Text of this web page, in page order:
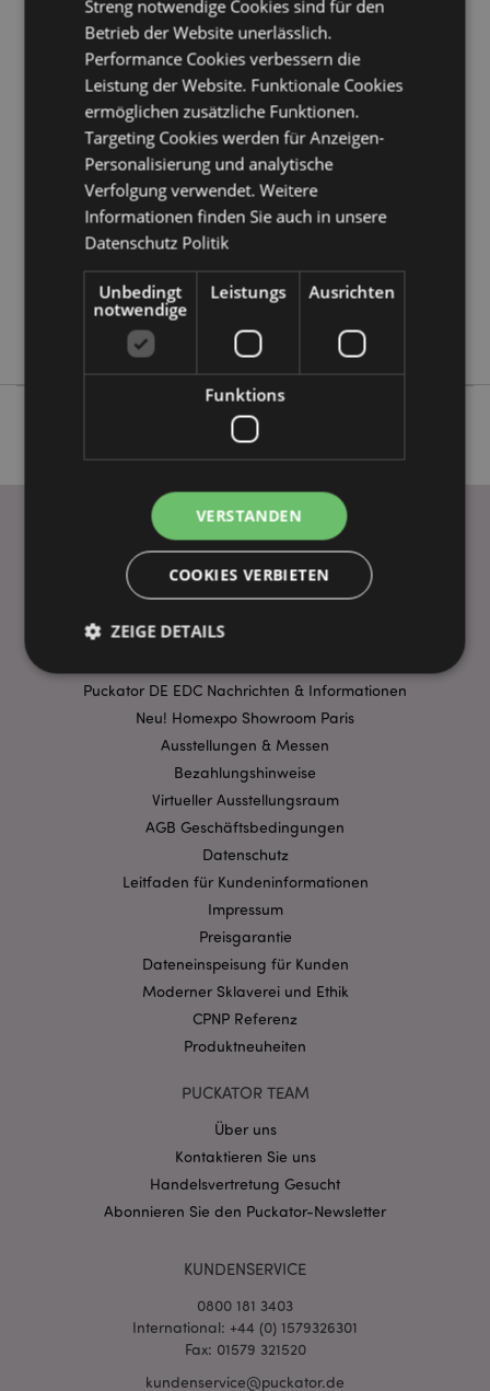
Möchten Sie mehr über den Einkauf bei Puckator
erfahren?Dann lesen Sie unserenLeitfaden für
Kundeninformationen.
Produktattribute
Höhe 11.5cm Breite 8cm Tiefe 6cm
5055071712425
120
0.085000
Keine
Keine
Keine
WICHTIGE INFORMATION
Lieferbedingungen
Puckator DE EDC Nachrichten & Informationen
Neu! Homexpo Showroom Paris
Ausstellungen & Messen
Bezahlungshinweise
Virtueller Ausstellungsraum
AGB Geschäftsbedingungen
Datenschutz
Leitfaden für Kundeninformationen
Impressum
Preisgarantie
Dateneinspeisung für Kunden
Moderner Sklaverei und Ethik
CPNP Referenz
Produktneuheiten
PUCKATOR TEAM
Über uns
Kontaktieren Sie uns
Handelsvertretung Gesucht
Abonnieren Sie den Puckator-Newsletter
KUNDENSERVICE
0800 181 3403
International: +44 (0) 1579326301
Fax: 01579 321520
kundenservice@puckator.de
Streng notwendige Cookies sind für den
Betrieb der Website unerlässlich.
Performance Cookies verbessern die
Leistung der Website. Funktionale Cookies
ermöglichen zusätzliche Funktionen.
Targeting Cookies werden für Anzeigen-
Personalisierung und analytische
Verfolgung verwendet. Weitere
Informationen finden Sie auch in unsere
Datenschutz Politik
Unbedingt
notwendige
Leistungs Ausrichten
Funktions
VERSTANDEN
COOKIES VERBIETEN
ZEIGE DETAILS
Unbedingt notwendige
Leistungs
Ausrichten
Funktions
Kernfunktionen der Website wie die
Benutzeranmeldung und die Kontoverwaltung.
Ohne unbedingt notwendige cookies kann die
Website nicht richtig genutzt werden.
Provider
CookieScriptConsent
Datenschutzbestimmungen von Google